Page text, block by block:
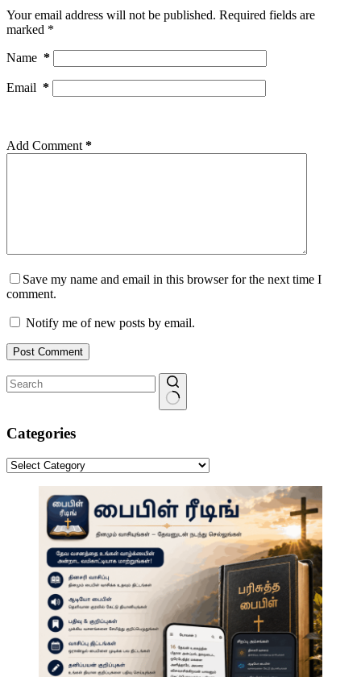
Your email address will not be published. Required fields are
marked *
Name *
Email *
Add Comment *
Save my name and email in this browser for the next time I
comment.
Notify me of new posts by email.
Post Comment
results
Categories
Categories